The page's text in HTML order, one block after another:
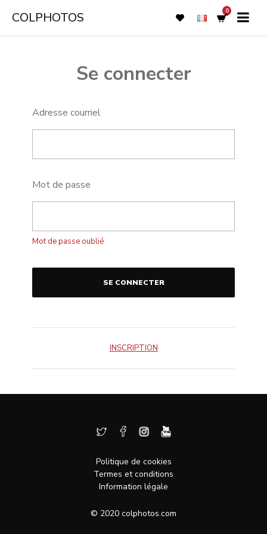
COLPHOTOS 0
Se connecter
Adresse courriel
Mot de passe
Mot de passe oublié
INSCRIPTION
Politique de cookies
Termes et conditions
Information légale
© 2020 colphotos.com